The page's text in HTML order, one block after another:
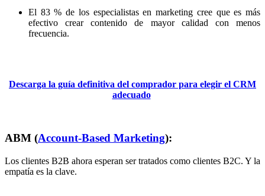
El 83 % de los especialistas en marketing cree que es más
efectivo crear contenido de mayor calidad con menos
frecuencia.
Descarga la guía definitiva del comprador para elegir el CRM
adecuado
ABM (Account-Based Marketing):
Los clientes B2B ahora esperan ser tratados como clientes B2C. Y la
empatía es la clave.